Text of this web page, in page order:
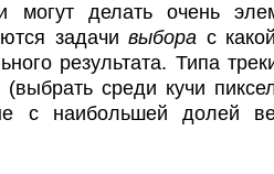
могут делать очень
задачивыбора с
результата. Типа
среди кучи
с наибольшей долей